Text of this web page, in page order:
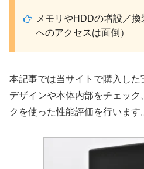
メモリやHDDの増設／
へのアクセスは面倒）
本記事では当サイトで購入し
デザインや本体内部をチェッ
クを使った性能評価を行います